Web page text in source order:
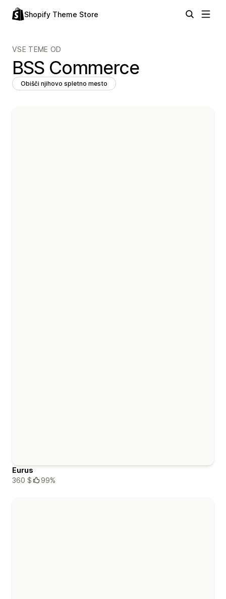
Shopify Theme Store
VSE TEME OD
BSS Commerce
Obišči njihovo spletno mesto
Eurus
360 $
99%